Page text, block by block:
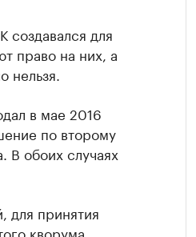
создавался для
право на них, а
нельзя.
в мае 2016
по второму
В обоих случаях
для принятия
кворума,